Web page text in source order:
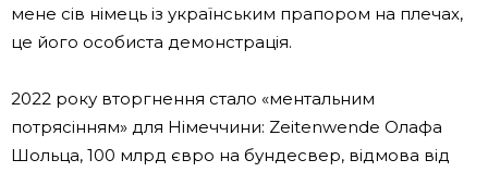
мене сів німець із українським прапором на плечах,
це його особиста демонстрація.
2022 року вторгнення стало «ментальним
потрясінням» для Німеччини: Zeitenwende Олафа
Шольца, 100 млрд євро на бундесвер, відмова від